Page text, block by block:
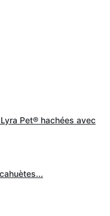
Pet® hachées avec